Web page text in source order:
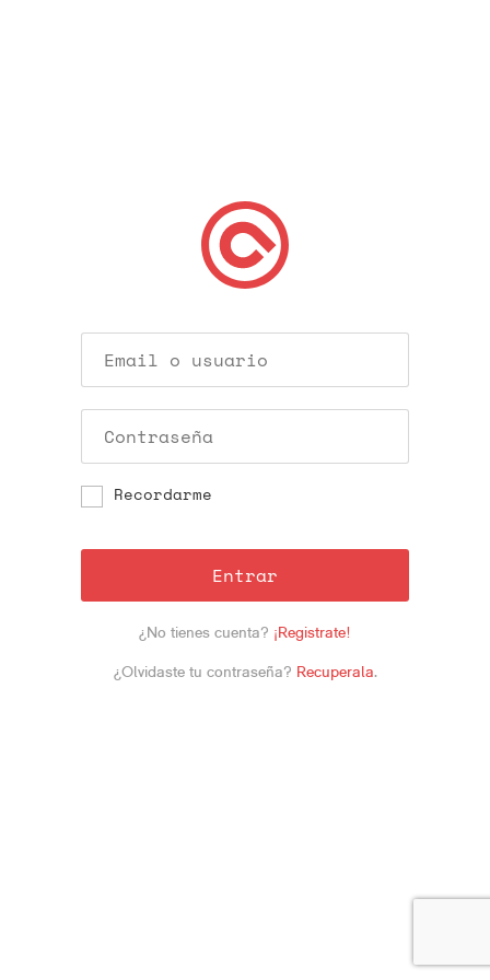
Recordarme
Entrar
¿No tienes cuenta? ¡Registrate!
¿Olvidaste tu contraseña? Recuperala.